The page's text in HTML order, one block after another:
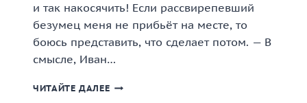
и так накосячить! Если рассвирепевший
безумец меня не прибьёт на месте, то
боюсь представить, что сделает потом. — В
смысле, Иван…
ЧИТАЙТЕ ДАЛЕЕ «НАКАЖУ